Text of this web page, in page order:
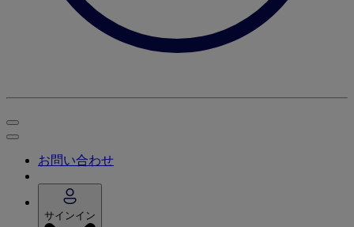
お問い合わせ
サインイン